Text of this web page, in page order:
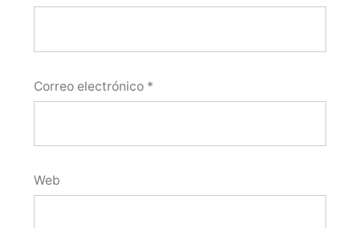
Correo electrónico *
Web